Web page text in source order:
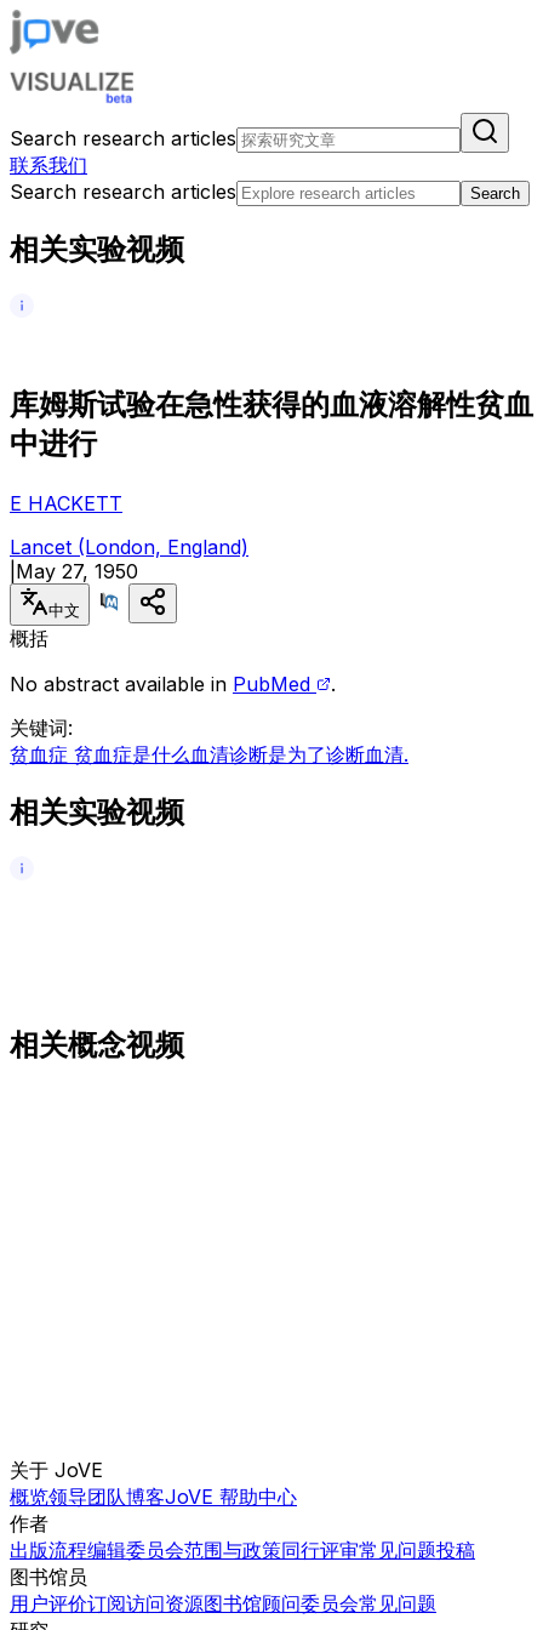
Search research articles
联系我们
Search research articles
Search
相关实验视频
库姆斯试验在急性获得的血液溶解性贫血
中进行
E HACKETT
Lancet (London, England)
May 27, 1950
中文
概括
No abstract available in PubMed
.
关键词:
贫血症 贫血症是什么 血清诊断是为了诊断血清.
相关实验视频
相关概念视频
关于 JoVE
概览领导团队博客JoVE 帮助中心
作者
出版流程编辑委员会范围与政策同行评审常见问题投稿
图书馆员
用户评价订阅访问资源图书馆顾问委员会常见问题